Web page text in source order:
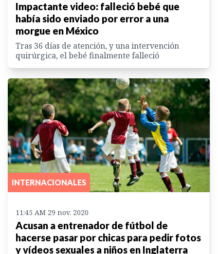
Impactante video: falleció bebé que
había sido enviado por error a una
morgue en México
Tras 36 días de atención, y una intervención
quirúrgica, el bebé finalmente falleció
INTERNACIONALES
11:45 AM 29 nov. 2020
Acusan a entrenador de fútbol de
hacerse pasar por chicas para pedir fotos
y vídeos sexuales a niños en Inglaterra